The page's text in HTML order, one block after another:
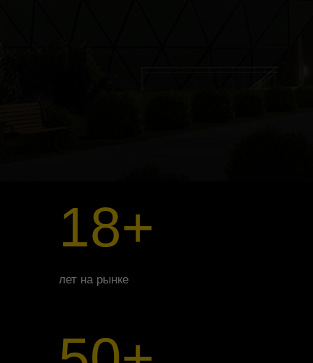
лет на рынке
18+